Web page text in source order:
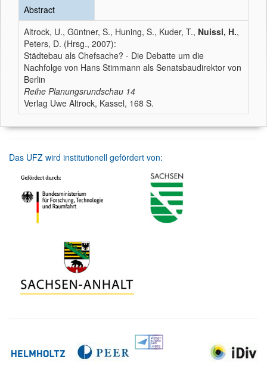
Abstract
Altrock, U., Güntner, S., Huning, S., Kuder, T., Nuissl, H.,
Peters, D. (Hrsg., 2007):
Städtebau als Chefsache? - Die Debatte um die
Nachfolge von Hans Stimmann als Senatsbaudirektor von
Berlin
Reihe Planungsrundschau 14
Verlag Uwe Altrock, Kassel, 168 S.
Das UFZ wird institutionell gefördert von: